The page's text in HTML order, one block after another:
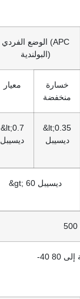
الوضع الفردي (APC
البولندية)
معيار
خسارة
منخفضة
&lt;0.7
ديسيبل
&lt;0.35
ديسيبل
&gt; 60 ديسيبل